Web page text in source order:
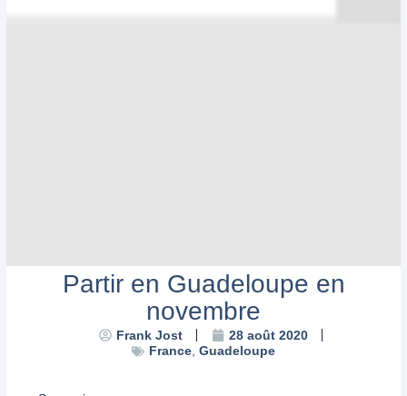
Partir en Guadeloupe en
novembre
Frank Jost
28 août 2020
France, Guadeloupe